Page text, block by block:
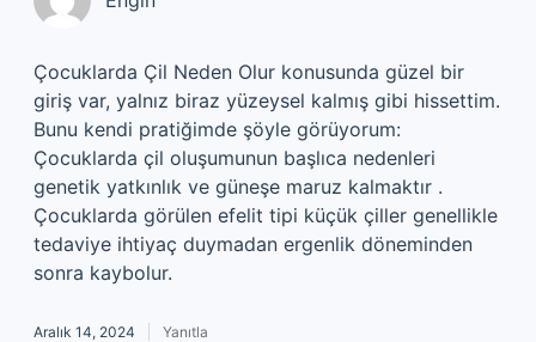
Çocuklarda Çil Neden Olur konusunda güzel bir
giriş var, yalnız biraz yüzeysel kalmış gibi hissettim.
Bunu kendi pratiğimde şöyle görüyorum:
Çocuklarda çil oluşumunun başlıca nedenleri
genetik yatkınlık ve güneşe maruz kalmaktır .
Çocuklarda görülen efelit tipi küçük çiller genellikle
tedaviye ihtiyaç duymadan ergenlik döneminden
sonra kaybolur.
Aralık 14, 2024 Yanıtla